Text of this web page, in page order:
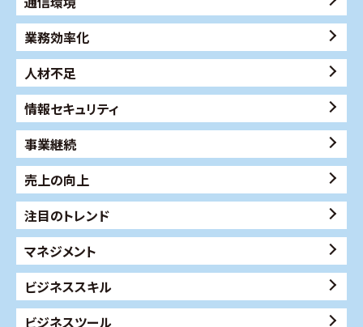
業務効率化
人材不足
情報セキュリティ
事業継続
売上の向上
注目のトレンド
マネジメント
ビジネススキル
ビジネスツール